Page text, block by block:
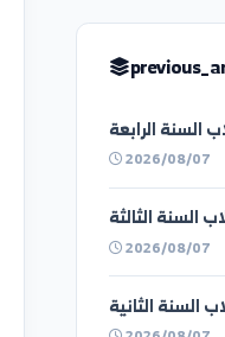
ve